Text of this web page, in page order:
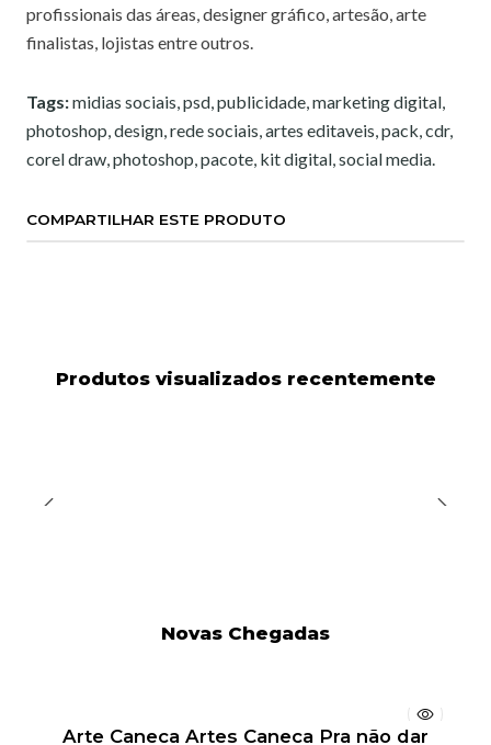
profissionais das áreas, designer gráfico, artesão, arte
finalistas, lojistas entre outros.
Tags:midias sociais, psd, publicidade, marketing digital,
photoshop, design, rede sociais, artes editaveis, pack, cdr,
corel draw, photoshop, pacote, kit digital, social media.
COMPARTILHAR ESTE PRODUTO
Produtos visualizados recentemente
Novas Chegadas
Arte Caneca Artes Caneca Pra não dar